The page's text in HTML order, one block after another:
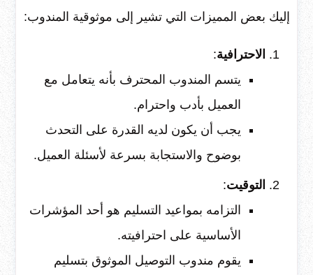
إليك بعض المميزات التي تشير إلى موثوقية المندوب:
الاحترافية:
يتسم المندوب المحترف بأنه يتعامل مع
العميل بأدب واحترام.
يجب أن يكون لديه القدرة على التحدث
بوضوح والاستجابة بسرعة لأسئلة العميل.
التوقيت:
التزامه بمواعيد التسليم هو أحد المؤشرات
الأساسية على احترافيته.
يقوم مندوب التوصيل الموثوق بتسليم